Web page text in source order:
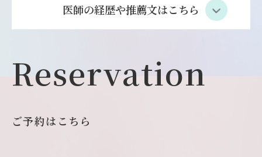
医師の経歴や推薦文はこちら
Reservation
ご予約はこちら